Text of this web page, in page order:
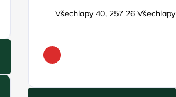
Všechlapy 40, 257 26 Všechlapy